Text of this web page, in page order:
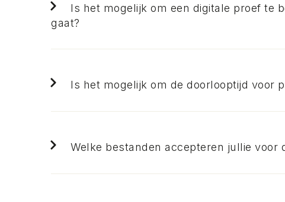
Is het mogelijk om een digitale proef te
gaat?
Is het mogelijk om de doorlooptijd voor
Welke bestanden accepteren jullie voor